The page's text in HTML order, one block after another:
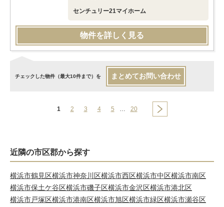
センチュリー21マイホーム
物件を詳しく見る
チェックした物件（最大10件まで）を まとめてお問い合わせ
1 2 3 4 5 … 20
近隣の市区郡から探す
横浜市鶴見区横浜市神奈川区横浜市西区横浜市中区横浜市南区
横浜市保土ケ谷区横浜市磯子区横浜市金沢区横浜市港北区
横浜市戸塚区横浜市港南区横浜市旭区横浜市緑区横浜市瀬谷区